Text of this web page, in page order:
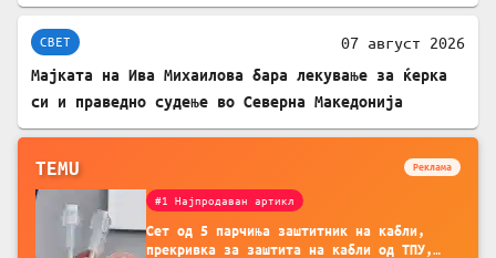
СВЕТ 07 август 2026
Мајката на Ива Михаилова бара лекување за ќерка
си и праведно судење во Северна Македонија
TEMU Реклама
#1 Најпродаван артикл
Сет од 5 парчиња заштитник на кабли,
прекривка за заштита на кабли од ТПУ,